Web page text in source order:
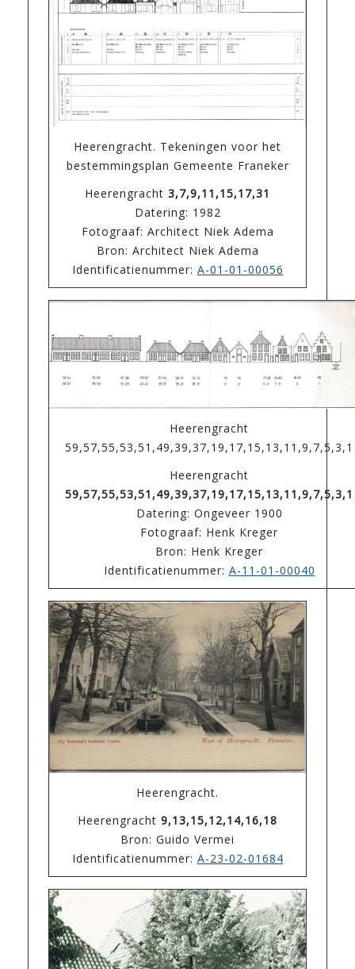
Heerengracht. Tekeningen voor het
bestemmingsplan Gemeente Franeker
Heerengracht 3,7,9,11,15,17,31
Datering: 1982
Fotograaf: Architect Niek Adema
Bron: Architect Niek Adema
Identificatienummer: A-01-01-00056
Heerengracht
59,57,55,53,51,49,39,37,19,17,15,13,11,9,7,5,3,1
Heerengracht
59,57,55,53,51,49,39,37,19,17,15,13,11,9,7,5,3,1
Datering: Ongeveer 1900
Fotograaf: Henk Kreger
Bron: Henk Kreger
Identificatienummer: A-11-01-00040
Heerengracht.
Heerengracht 9,13,15,12,14,16,18
Bron: Guido Vermei
Identificatienummer: A-23-02-01684